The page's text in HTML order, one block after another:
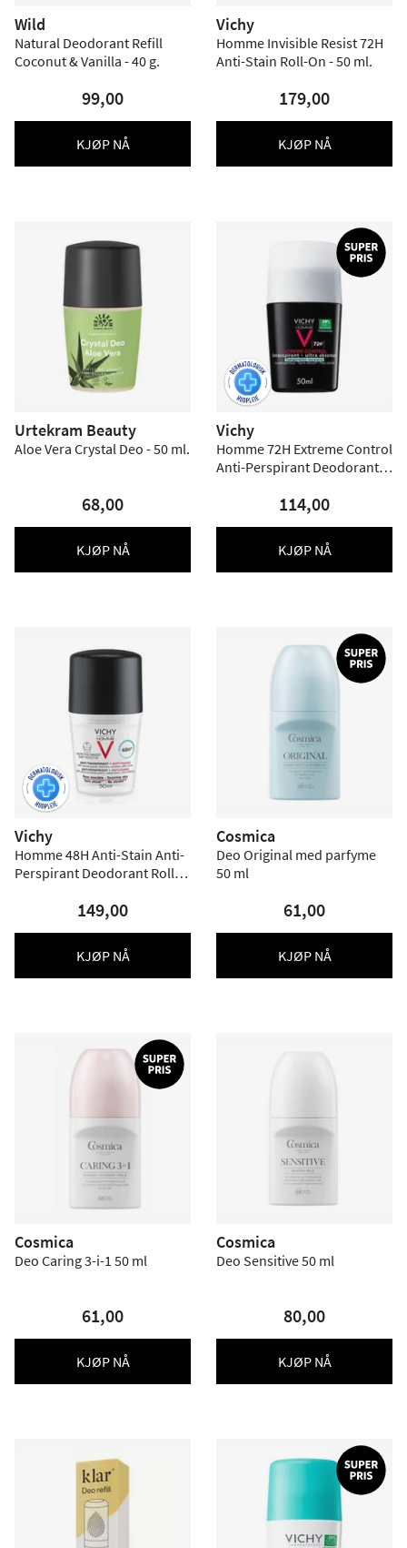
Wild
Natural Deodorant Refill
Coconut & Vanilla - 40 g.
99,00
KJØP NÅ
Vichy
Homme Invisible Resist 72H
Anti-Stain Roll-On - 50 ml.
179,00
KJØP NÅ
Urtekram Beauty
Aloe Vera Crystal Deo - 50 ml.
68,00
KJØP NÅ
Vichy
Homme 72H Extreme Control
Anti-Perspirant Deodorant
114,00
KJØP NÅ
Vichy
Homme 48H Anti-Stain Anti-
Perspirant Deodorant Roll-
149,00
KJØP NÅ
Cosmica
Deo Original med parfyme
50 ml
61,00
KJØP NÅ
Cosmica
Deo Caring 3-i-1 50 ml
61,00
KJØP NÅ
Cosmica
Deo Sensitive 50 ml
80,00
KJØP NÅ